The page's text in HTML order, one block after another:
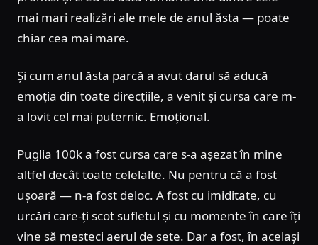
mai mari realizări ale mele de anul ăsta — poate
chiar cea mai mare.
Și cum anul ăsta parcă a avut darul să aducă
emoția din toate direcțiile, a venit și cursa care m-
a lovit cel mai puternic. Emoțional.
Puglia 100k a fost cursa care s-a așezat în mine
altfel decât toate celelalte. Nu pentru că a fost
ușoară — n-a fost deloc. A fost cu imiditate, cu
urcări care-ți scot sufletul și cu momente în care îți
vine să mesteci aerul de sete. Dar a fost, în același